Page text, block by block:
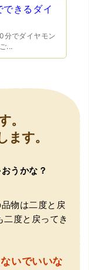
ても親切丁寧
ただきました。
るお店であると
らず、とても親
以上の信用でき
きました。あ
きるダイ
分でダイヤモン
...
。
ます。
うかな？
物は二度と戻
二度と戻ってき
いでいいな